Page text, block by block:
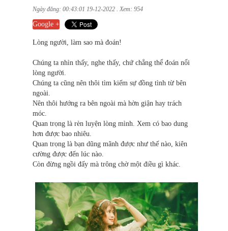
Ngày đăng: 00:43:01 19-12-2022 . Xem: 954
Google +
Lòng người, làm sao mà đoán!
Chúng ta nhìn thấy, nghe thấy, chứ chẳng thể đoán nổi
lòng người.
Chúng ta cũng nên thôi tìm kiếm sự đồng tình từ bên
ngoài.
Nên thôi hướng ra bên ngoài mà hờn giận hay trách
móc.
Quan trọng là rèn luyện lòng mình. Xem có bao dung
hơn được bao nhiêu.
Quan trọng là bạn dũng mãnh được như thế nào, kiên
cường được đến lúc nào.
Còn đừng ngồi đấy mà trông chờ một điều gì khác.